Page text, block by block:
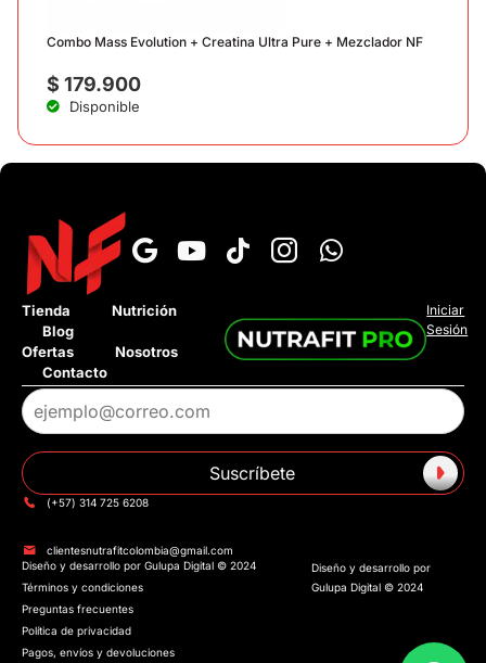
Combo Mass Evolution + Creatina Ultra Pure + Mezclador NF
$ 179.900
Disponible
¿Tienen pago contra entrega?
¿Tienen tienda fisica?
¿Tienen Addi o Sistecredito?
¿Cuánto cuesta el envió?
Hablar con un asesor
Tienda
Nutrición
Blog
Ofertas
Nosotros
Contacto
Iniciar
Sesión
Suscríbete
(+57) 314 725 6208
clientesnutrafitcolombia@gmail.com
Diseño y desarrollo por Gulupa Digital © 2024
Términos y condiciones
Preguntas frecuentes
Política de privacidad
Pagos, envíos y devoluciones
Diseño y desarrollo por
Gulupa Digital © 2024